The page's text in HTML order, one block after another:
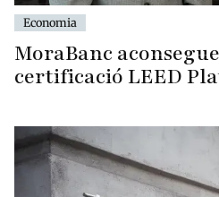
Economia
MoraBanc
certificació LEED